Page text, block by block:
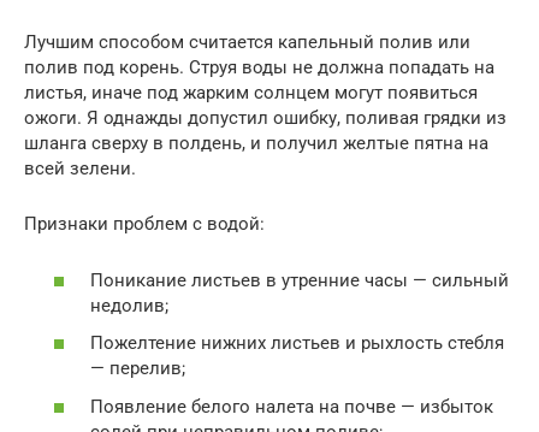
Лучшим способом считается капельный полив или
полив под корень. Струя воды не должна попадать на
листья, иначе под жарким солнцем могут появиться
ожоги. Я однажды допустил ошибку, поливая грядки из
шланга сверху в полдень, и получил желтые пятна на
всей зелени.
Признаки проблем с водой:
Поникание листьев в утренние часы — сильный
недолив;
Пожелтение нижних листьев и рыхлость стебля
— перелив;
Появление белого налета на почве — избыток